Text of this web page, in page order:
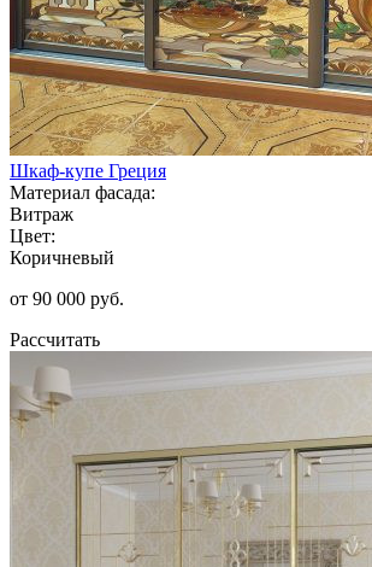
Шкаф-купе Греция
Материал фасада:
Витраж
Цвет:
Коричневый
от 90 000 руб.
Рассчитать